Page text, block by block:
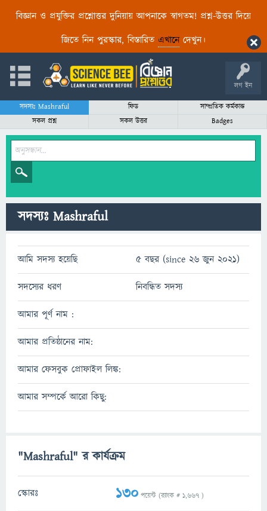
বিজ্ঞান ও প্রযুক্তির প্রশ্নোত্তর দুনিয়ায় আপনাকে স্বাগতম! প্রশ্ন-উত্তর দিয়ে
জিতে নিন পুরস্কার, বিস্তারিত এখানেদেখুন।
লগ ইন
সদস্যঃ Mashraful ফিড
সাম্প্রতিক কর্মকান্ড
সকল প্রশ্ন
সকল উত্তর Badges
সদস্যঃ Mashraful
আমি সদস্য হয়েছি 5 বছর (since 26 জুন 2021)
সদস্যের ধরণ নিবন্ধিত সদস্য
আমার পূর্ণ নাম :
আমার প্রতিষ্ঠানের নাম:
আমার ফেসবুক প্রোফাইল লিঙ্ক:
আমার সম্পর্কে আরো কিছু:
"Mashraful" র কার্যক্রম
স্কোরঃ 130 পয়েন্ট (র‌্যাংক # 1,667 )